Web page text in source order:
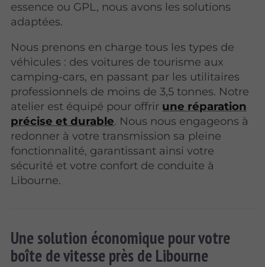
essence ou GPL, nous avons les solutions
adaptées.
Nous prenons en charge tous les types de
véhicules : des voitures de tourisme aux
camping-cars, en passant par les utilitaires
professionnels de moins de 3,5 tonnes. Notre
atelier est équipé pour offrir une réparation
précise et durable. Nous nous engageons à
redonner à votre transmission sa pleine
fonctionnalité, garantissant ainsi votre
sécurité et votre confort de conduite à
Libourne.
Une solution économique pour votre
boîte de vitesse près de Libourne